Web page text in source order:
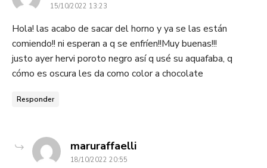
15/10/2022 13:23
Hola! las acabo de sacar del horno y ya se las están
comiendo!! ni esperan a q se enfríen!!Muy buenas!!!
justo ayer hervi poroto negro así q usé su aquafaba, q
cómo es oscura les da como color a chocolate
Responder
maruraffaellidice:
18/10/2022 20:55